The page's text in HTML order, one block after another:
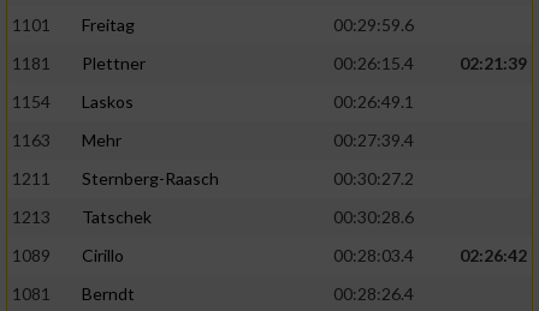
1101
Freitag
00:29:59.6
1181
Plettner 00:26:15.4
02:21:39
1154
Laskos
00:26:49.1
1163
Mehr
00:27:39.4
1211
Sternberg-Raasch
00:30:27.2
1213
Tatschek
00:30:28.6
1089
Cirillo 00:28:03.4
02:26:42
1081
Berndt
00:28:26.4